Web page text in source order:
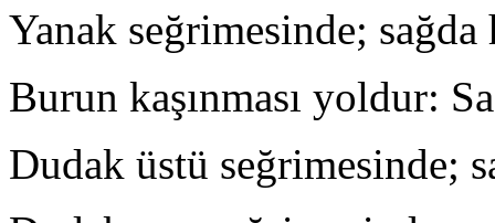
Yanak seğrimesinde; sağda
Burun kaşınması yoldur:
Dudak üstü seğrimesinde;